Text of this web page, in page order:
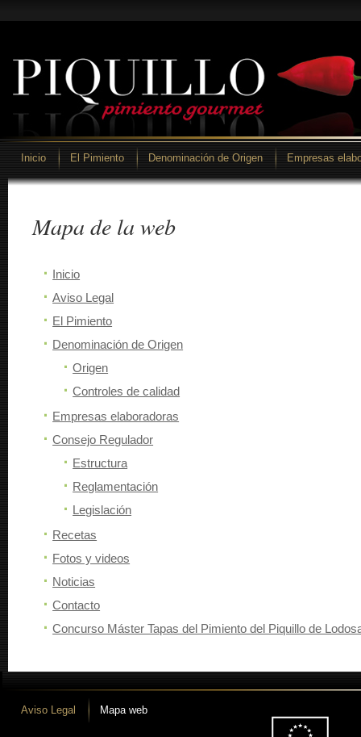
Inicio El Pimiento Denominación de Origen Empresas
Mapa de la web
Inicio
Aviso Legal
El Pimiento
Denominación de Origen
Origen
Controles de calidad
Empresas elaboradoras
Consejo Regulador
Estructura
Reglamentación
Legislación
Recetas
Fotos y videos
Noticias
Contacto
Concurso Máster Tapas del Pimiento del Piquillo de
Aviso Legal Mapa web
iLUNE